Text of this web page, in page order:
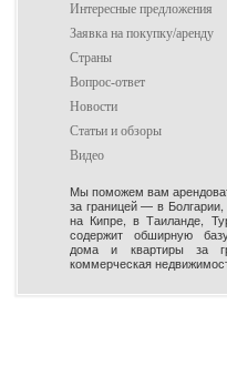
Интересные предложения
Заявка на покупку/аренду
Страны
Вопрос-ответ
Новости
Статьи и обзоры
Видео
Мы поможем вам
за границей — в
на Кипре, в Таиланде,
содержит обширную
дома и квартиры за
коммерческая